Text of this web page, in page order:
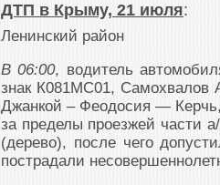
ДТП в Крыму, 21 июля:
Ленинский район
В 06:00, водитель
знак К081МС01, Самохвалов
Джанкой – Феодосия —
за пределы проезжей части
(дерево), после чего
пострадали